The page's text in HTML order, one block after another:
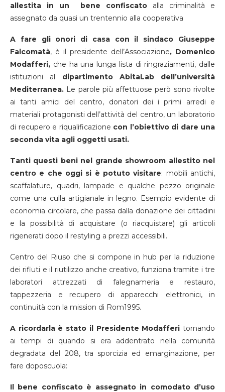
allestita in un bene confiscato alla criminalità e
assegnato da quasi un trentennio alla cooperativa
A fare gli onori di casa con il sindaco Giuseppe
Falcomatà, è il presidente dell’Associazione, Domenico
Modafferi, che ha una lunga lista di ringraziamenti, dalle
istituzioni al dipartimento AbitaLab dell’università
Mediterranea. Le parole più affettuose però sono rivolte
ai tanti amici del centro, donatori dei i primi arredi e
materiali protagonisti dell’attività del centro, un laboratorio
di recupero e riqualificazione con l’obiettivo di dare una
seconda vita agli oggetti usati.
Tanti questi beni nel grande showroom allestito nel
centro e che oggi si è potuto visitare: mobili antichi,
scaffalature, quadri, lampade e qualche pezzo originale
come una culla artigianale in legno. Esempio evidente di
economia circolare, che passa dalla donazione dei cittadini
e la possibilità di acquistare (o riacquistare) gli articoli
rigenerati dopo il restyling a prezzi accessibili.
Centro del Riuso che si compone in hub per la riduzione
dei rifiuti e il riutilizzo anche creativo, funziona tramite i tre
laboratori attrezzati di falegnameria e restauro,
tappezzeria e recupero di apparecchi elettronici, in
continuità con la mission di Rom1995.
A ricordarla è stato il Presidente Modafferi tornando
ai tempi di quando si era addentrato nella comunità
degradata del 208, tra sporcizia ed emarginazione, per
fare doposcuola:
Il bene confiscato è assegnato in comodato d’uso